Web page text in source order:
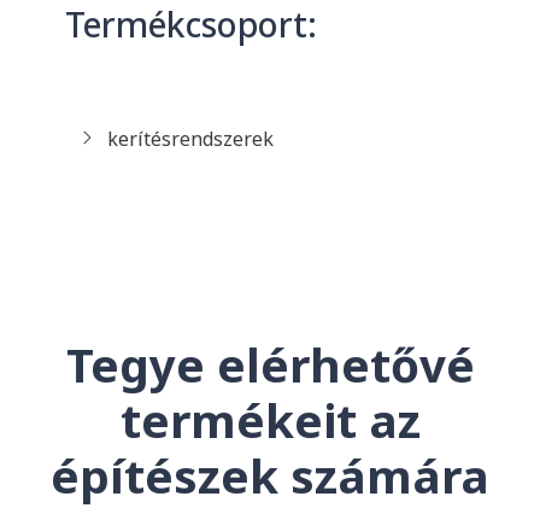
Termékcsoport:
kerítésrendszerek
Tegye elérhetővé
termékeit az
építészek számára